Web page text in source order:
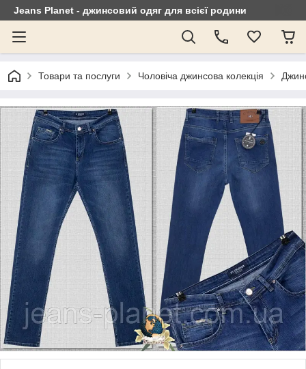
Jeans Planet - джинсовий одяг для всієї родини
Товари та послуги Чоловіча джинсова колекція